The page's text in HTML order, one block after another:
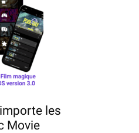
les
Movie